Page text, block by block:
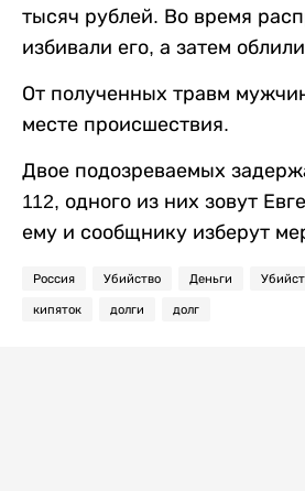
тысяч рублей. Во время
избивали его, а затем
От полученных травм
месте происшествия.
Двое подозреваемых
112, одного из них зовут
ему и сообщнику изберут
Россия Убийство Деньги
кипяток долги долг